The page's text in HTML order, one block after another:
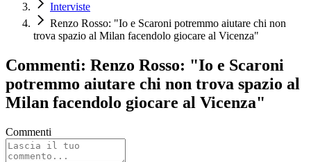
Interviste
Renzo Rosso: "Io e Scaroni potremmo aiutare chi non
trova spazio al Milan facendolo giocare al Vicenza"
Commenti: Renzo Rosso: "Io e Scaroni
potremmo aiutare chi non trova spazio al
Milan facendolo giocare al Vicenza"
Commenti